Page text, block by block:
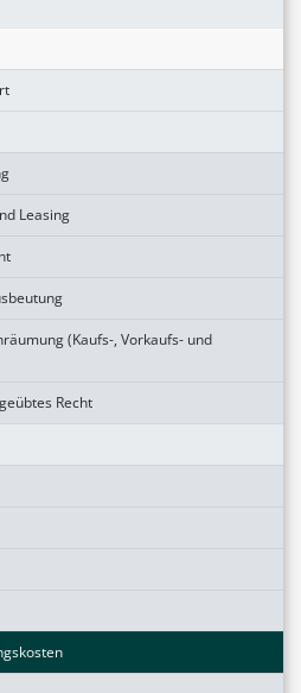
Leasing
(Kaufs-, Vorkaufs- und
Recht